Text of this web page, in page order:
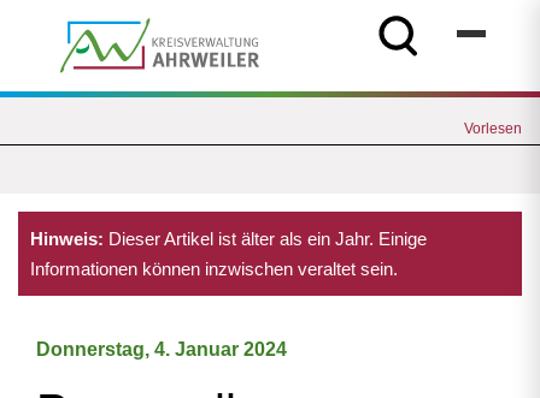
Vorlesen
Hinweis: Dieser Artikel ist älter als ein Jahr. Einige
Informationen können inzwischen veraltet sein.
Donnerstag, 4. Januar 2024